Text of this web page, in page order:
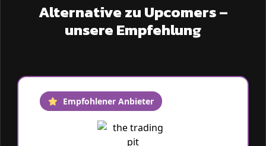
Alternative zu Upcomers –
unsere Empfehlung
Empfohlener Anbieter